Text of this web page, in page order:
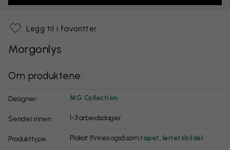
Legg til i favoritter
Morgonlys
Om produktene:
Designer: MG Collection
Sendes innen: 1-3 arbeidsdager
Produkttype: Plakat (finnes også som tapet lerretsbilde)